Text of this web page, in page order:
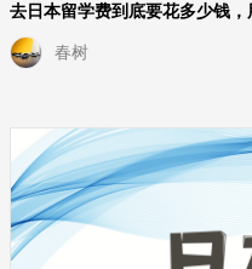
去日本留学费到底要花多少钱，
春树